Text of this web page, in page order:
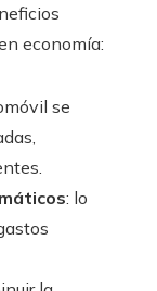
economía:
se
: lo